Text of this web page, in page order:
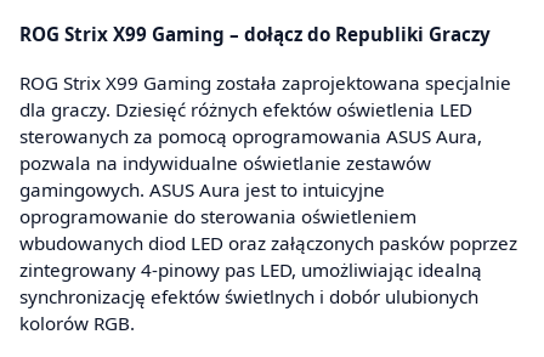
ROG Strix X99 Gaming – dołącz do Republiki Graczy
ROG Strix X99 Gaming została zaprojektowana specjalnie
dla graczy. Dziesięć różnych efektów oświetlenia LED
sterowanych za pomocą oprogramowania ASUS Aura,
pozwala na indywidualne oświetlanie zestawów
gamingowych. ASUS Aura jest to intuicyjne
oprogramowanie do sterowania oświetleniem
wbudowanych diod LED oraz załączonych pasków poprzez
zintegrowany 4-pinowy pas LED, umożliwiając idealną
synchronizację efektów świetlnych i dobór ulubionych
kolorów RGB.